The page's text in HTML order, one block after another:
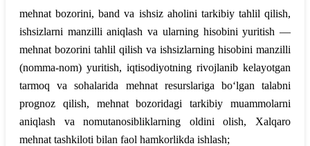
mehnat bozorini, band va ishsiz aholini tarkibiy tahlil qilish,
ishsizlarni manzilli aniqlash va ularning hisobini yuritish —
mehnat bozorini tahlil qilish va ishsizlarning hisobini manzilli
(nomma-nom) yuritish, iqtisodiyotning rivojlanib kelayotgan
tarmoq va sohalarida mehnat resurslariga bo‘lgan talabni
prognoz qilish, mehnat bozoridagi tarkibiy muammolarni
aniqlash va nomutanosibliklarning oldini olish, Xalqaro
mehnat tashkiloti bilan faol hamkorlikda ishlash;